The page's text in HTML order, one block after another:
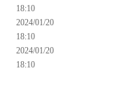
18:10
2024/01/20
18:10
2024/01/20
18:10